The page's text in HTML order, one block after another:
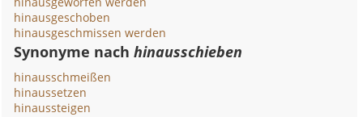
hinausgeschoben
hinausgeschmissen werden
Synonyme nachhinausschieben
hinausschmeißen
hinaussetzen
hinaussteigen